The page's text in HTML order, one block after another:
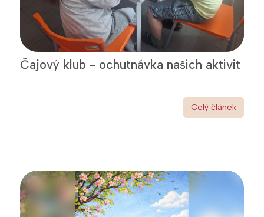
Čajový klub - ochutnávka našich aktivit
Celý článek